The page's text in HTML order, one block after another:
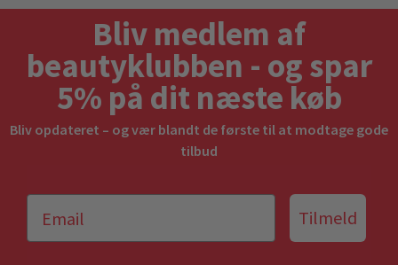
Bliv medlem af
beautyklubben - og spar
5% på dit næste køb
Bliv opdateret – og vær blandt de første til at modtage gode
tilbud
Tilmeld